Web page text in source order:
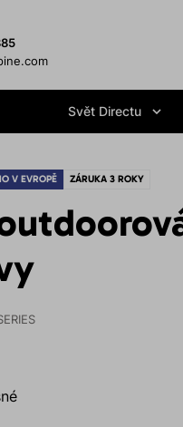
Svět Directu
V EVROPĚ ZÁRUKA 3 ROKY